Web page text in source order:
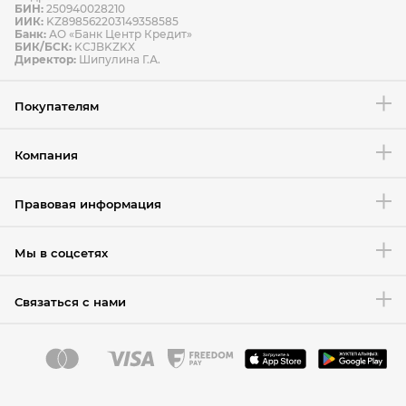
Условия возврата товара
БИН: 250940028210
ИИК: KZ898562203149358585
Банк: АО «Банк Центр Кредит»
БИК/БСК: KCJBKZKX
Директор: Шипулина Г.А.
Покупателям
Компания
Правовая информация
Мы в соцсетях
Связаться с нами